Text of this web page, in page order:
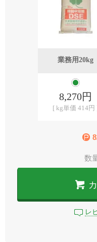
業務用20kg
8,270円
[ kg単価 414円 ]
数
レ